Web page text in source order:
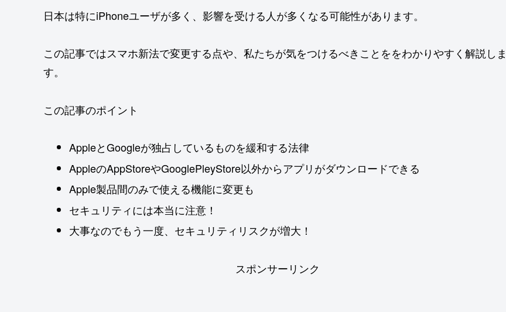
日本は特にiPhoneユーザが多く、影響を受ける人が多くなる可能性があります。
この記事ではスマホ新法で変更する点や、私たちが気をつけるべきことををわかりやすく解説しま
す。
この記事のポイント
AppleとGoogleが独占しているものを緩和する法律
AppleのAppStoreやGooglePleyStore以外からアプリがダウンロードできる
Apple製品間のみで使える機能に変更も
セキュリティには本当に注意！
大事なのでもう一度、セキュリティリスクが増大！
スポンサーリンク